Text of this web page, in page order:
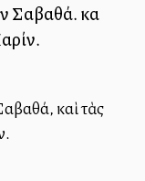
Σαβαθά. καὶ
καὶ τὰς